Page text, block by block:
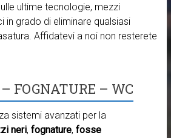
ultime tecnologie, mezzi
in grado di eliminare qualsiasi
Affidatevi a noi non resterete
FOGNATURE – WC
sistemi avanzati per la
neri, fognature, fosse